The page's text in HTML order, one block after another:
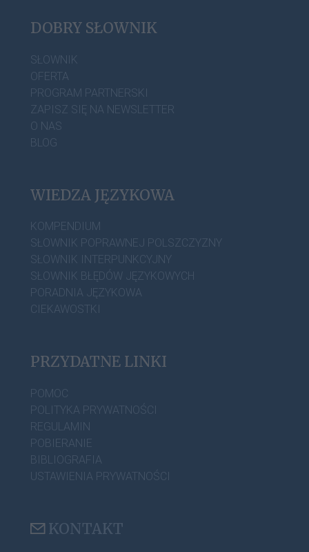
DOBRY SŁOWNIK
SŁOWNIK
OFERTA
PROGRAM PARTNERSKI
ZAPISZ SIĘ NA NEWSLETTER
O NAS
BLOG
WIEDZA JĘZYKOWA
KOMPENDIUM
SŁOWNIK POPRAWNEJ POLSZCZYZNY
SŁOWNIK INTERPUNKCYJNY
SŁOWNIK BŁĘDÓW JĘZYKOWYCH
PORADNIA JĘZYKOWA
CIEKAWOSTKI
PRZYDATNE LINKI
POMOC
POLITYKA PRYWATNOŚCI
REGULAMIN
POBIERANIE
BIBLIOGRAFIA
USTAWIENIA PRYWATNOŚCI
KONTAKT